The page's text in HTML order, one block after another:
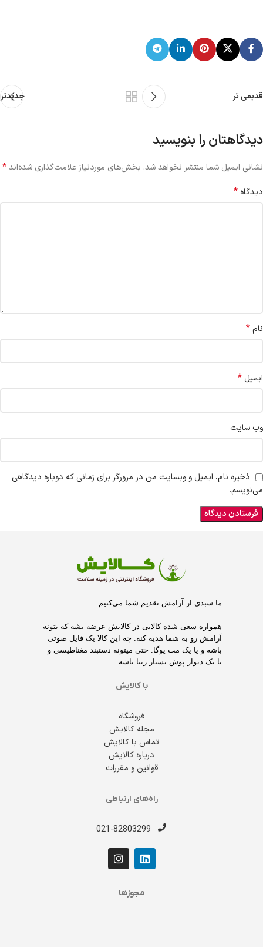
جدیدتر قدیمی تر
دیدگاهتان را بنویسید
نشانی ایمیل شما منتشر نخواهد شد. بخش‌های موردنیاز علامت‌گذاری شده‌اند*
دیدگاه *
نام*
ایمیل *
وب‌ سایت
ذخیره نام، ایمیل و وبسایت من در مرورگر برای زمانی که دوباره دیدگاهی
می‌نویسم.
ما سبدی از آرامش تقدیم شما می‌کنیم.
همواره سعی شده کالایی در کالایش عرضه بشه که بتونه
آرامش رو به شما هدیه کنه. چه این کالا یک فایل صوتی
باشه و یا یک مت یوگا. حتی میتونه دستبند مغناطیسی و
یا یک دیوار پوش بسیار زیبا باشه.
با کالایش
فروشگاه
مجله کالایش
تماس با کالایش
درباره کالایش
قوانین و مقررات
راه‌های ارتباطی
021-82803299
مجوزها